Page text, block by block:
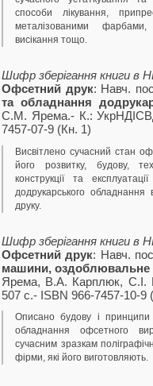
способи лікування,
металізованими
висікання тощо.
Шифр зберігання книги в
Офсетний друк: Навч.
та обладнання
С.М. Ярема.- К.:
7457-07-9 (Кн. 1)
Висвітлено сучасний стан
його розвитку, будову,
конструкції та
додрукарського
друку.
Шифр зберігання книги в
Офсетний друк: Навч.
машини, оздоблювальне
Ярема, В.А. Карплюк, С.І.
507 с.- ISBN 966-7457-10-9
Описано будову і принципи
обладнання офсетного
сучасним зразкам
фірми, які його виготовляють.